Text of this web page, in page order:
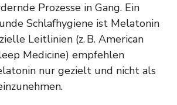
Prozesse in Gang. Ein
Schlafhygiene ist Melatonin
Leitlinien (z. B. American
Medicine) empfehlen
nur gezielt und nicht als